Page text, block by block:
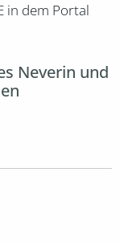
in dem Portal
Neverin und